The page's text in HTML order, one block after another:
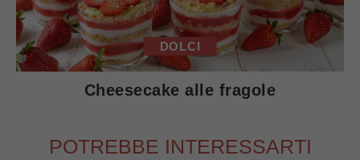
DOLCI
Cheesecake alle fragole
POTREBBE INTERESSARTI